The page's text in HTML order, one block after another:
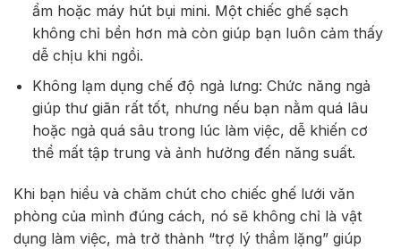
ẩm hoặc máy hút bụi mini. Một chiếc ghế sạch
không chỉ bền hơn mà còn giúp bạn luôn cảm thấy
dễ chịu khi ngồi.
Không lạm dụng chế độ ngả lưng: Chức năng ngả
giúp thư giãn rất tốt, nhưng nếu bạn nằm quá lâu
hoặc ngả quá sâu trong lúc làm việc, dễ khiến cơ
thể mất tập trung và ảnh hưởng đến năng suất.
Khi bạn hiểu và chăm chút cho chiếc ghế lưới văn
phòng của mình đúng cách, nó sẽ không chỉ là vật
dụng làm việc, mà trở thành “trợ lý thầm lặng” giúp